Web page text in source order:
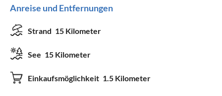
Anreise und Entfernungen
Strand 15 Kilometer
See 15 Kilometer
Einkaufsmöglichkeit 1.5 Kilometer